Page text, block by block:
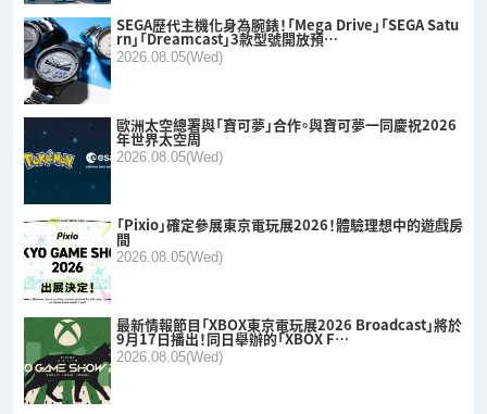
SEGA歷代主機化身為腕錶！「Mega Drive」「SEGA Satu
rn」「Dreamcast」3款型號開放預…
2026.08.05(Wed)
歐洲太空總署與「寶可夢」合作。與寶可夢一同慶祝2026
年世界太空周
2026.08.05(Wed)
「Pixio」確定參展東京電玩展2026！體驗理想中的遊戲房
間
2026.08.05(Wed)
最新情報節目「XBOX東京電玩展2026 Broadcast」將於
9月17日播出！同日舉辦的「XBOX F…
2026.08.05(Wed)